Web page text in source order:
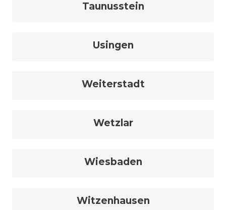
Taunusstein
Usingen
Weiterstadt
Wetzlar
Wiesbaden
Witzenhausen